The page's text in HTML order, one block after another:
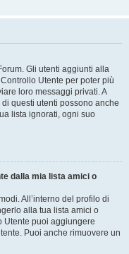
Gli utenti aggiunti alla
Utente per poter più
loro messaggi privati. A
questi utenti possono anche
lista ignorati, ogni suo
dalla mia lista amici o
All’interno del profilo di
alla tua lista amici o
Utente puoi aggiungere
Puoi anche rimuovere un